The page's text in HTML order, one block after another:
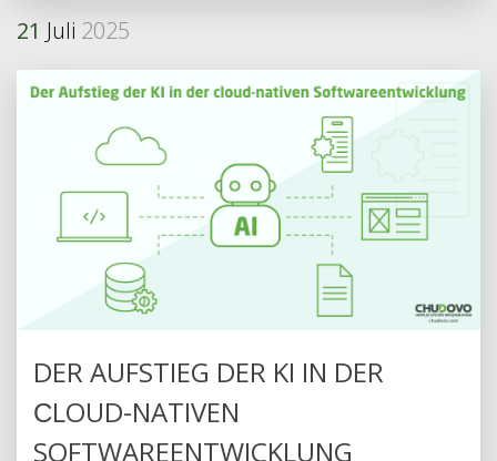
21 Juli 2025
DER AUFSTIEG DER KI IN DER
СLOUD-NATIVEN
SOFTWAREENTWICKLUNG